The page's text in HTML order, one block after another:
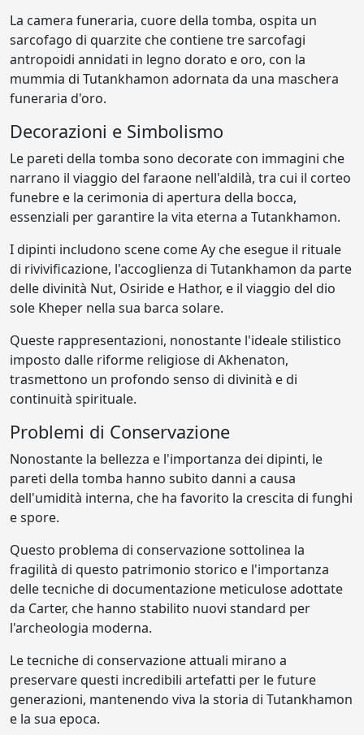
La camera funeraria, cuore della tomba, ospita un
sarcofago di quarzite che contiene tre sarcofagi
antropoidi annidati in legno dorato e oro, con la
mummia di Tutankhamon adornata da una maschera
funeraria d'oro.
Decorazioni e Simbolismo
Le pareti della tomba sono decorate con immagini che
narrano il viaggio del faraone nell'aldilà, tra cui il corteo
funebre e la cerimonia di apertura della bocca,
essenziali per garantire la vita eterna a Tutankhamon.
I dipinti includono scene come Ay che esegue il rituale
di rivivificazione, l'accoglienza di Tutankhamon da parte
delle divinità Nut, Osiride e Hathor, e il viaggio del dio
sole Kheper nella sua barca solare.
Queste rappresentazioni, nonostante l'ideale stilistico
imposto dalle riforme religiose di Akhenaton,
trasmettono un profondo senso di divinità e di
continuità spirituale.
Problemi di Conservazione
Nonostante la bellezza e l'importanza dei dipinti, le
pareti della tomba hanno subito danni a causa
dell'umidità interna, che ha favorito la crescita di funghi
e spore.
Questo problema di conservazione sottolinea la
fragilità di questo patrimonio storico e l'importanza
delle tecniche di documentazione meticulose adottate
da Carter, che hanno stabilito nuovi standard per
l'archeologia moderna.
Le tecniche di conservazione attuali mirano a
preservare questi incredibili artefatti per le future
generazioni, mantenendo viva la storia di Tutankhamon
e la sua epoca.